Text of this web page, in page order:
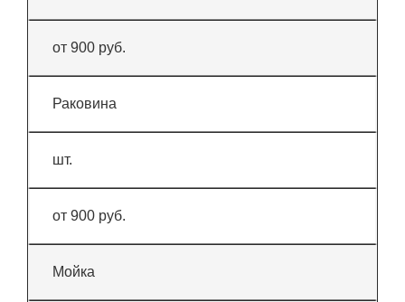
от 900 руб.
Раковина
шт.
от 900 руб.
Мойка